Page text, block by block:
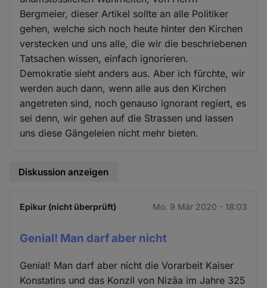
Bergmeier, dieser Artikel sollte an alle Politiker
gehen, welche sich noch heute hinter den Kirchen
verstecken und uns alle, die wir die beschriebenen
Tatsachen wissen, einfach ignorieren.
Demokratie sieht anders aus. Aber ich fürchte, wir
werden auch dann, wenn alle aus den Kirchen
angetreten sind, noch genauso ignorant regiert, es
sei denn, wir gehen auf die Strassen und lassen
uns diese Gängeleien nicht mehr bieten.
Diskussion anzeigen
Epikur (nicht überprüft) Mo. 9 Mär 2020 - 18:03
Genial! Man darf aber nicht
Genial! Man darf aber nicht die Vorarbeit Kaiser
Konstatins und das Konzil von Nizäa im Jahre 325